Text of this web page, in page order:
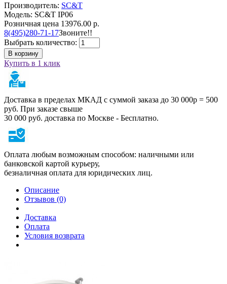
Производитель: SC&T
Модель: SC&T IP06
Розничная цена 13976.00 р.
8(495)280-71-17Звоните!!
Выбрать количество:
В корзину
Купить в 1 клик
Доставка в пределах МКАД с суммой заказа до 30 000р = 500
руб. При заказе свыше
30 000 руб. доставка по Москве - Бесплатно.
Оплата любым возможным способом: наличными или
банковской картой курьеру,
безналичная оплата для юридических лиц.
Описание
Отзывов (0)
Доставка
Оплата
Условия возврата